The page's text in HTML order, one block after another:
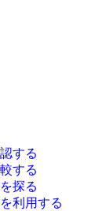
する
する
探る
利用する